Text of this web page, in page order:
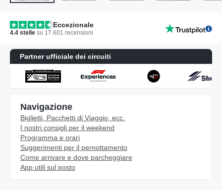
Eccezionale
4.4 stelle su 17.601 recensioni
Partner ufficiale dei circuiti
Navigazione
Biglietti, Pacchetti di Viaggio, ecc.
I nostri consigli per il weekend
Programma e orari
Suggerimenti per il pernottamento
Come arrivare e dove parcheggiare
App utili sul posto